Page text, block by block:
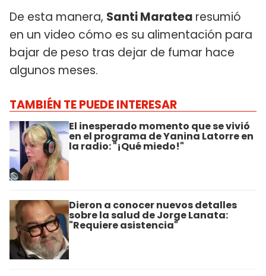
De esta manera, Santi Maratea resumió
en un video cómo es su alimentación para
bajar de peso tras dejar de fumar hace
algunos meses.
TAMBIÉN TE PUEDE INTERESAR
El inesperado momento que se vivió
en el programa de Yanina Latorre en
la radio: "¡Qué miedo!"
Dieron a conocer nuevos detalles
sobre la salud de Jorge Lanata:
"Requiere asistencia"